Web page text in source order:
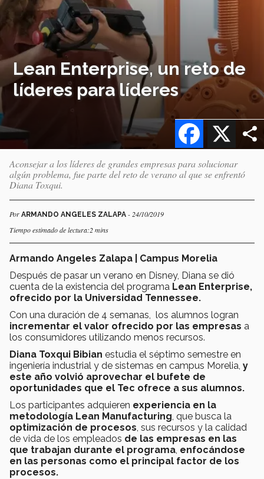
Lean Enterprise, un reto de
líderes para líderes
X
Facebook
Aconsejar a los líderes de grandes empresas para solucionar
algún problema, fue parte del reto de verano al que se enfrentó
Diana Toxqui.
Por ARMANDO ANGELES ZALAPA - 24/10/2019
Tiempo estimado de lectura:2 mins
Armando Angeles Zalapa | Campus Morelia
Después de pasar un verano en Disney, Diana se dió
cuenta de la existencia del programa Lean Enterprise,
ofrecido por la Universidad Tennessee.
Con una duración de 4 semanas, los alumnos logran
incrementar el valor ofrecido por las empresas a
los consumidores utilizando menos recursos.
Diana Toxqui Bibian estudia el séptimo semestre en
ingeniería industrial y de sistemas en campus Morelia, y
este año volvió aprovechar el bufete de
oportunidades que el Tec ofrece a sus alumnos.
Los participantes adquieren experiencia en la
metodología Lean Manufacturing , que busca la
optimización de procesos , sus recursos y la calidad
de vida de los empleados de las empresas en las
que trabajan durante el programa enfocándose
en las personas como el principal factor de los
procesos.